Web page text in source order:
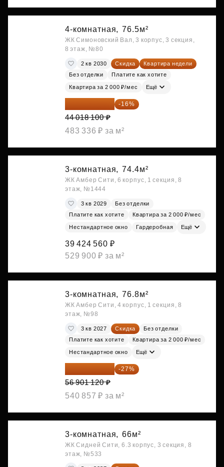
4-комнатная, 76.5м²
ЖК Симоновский Вал, 3 корпус, 3 секция,
8 этаж, №80
2 кв 2030 Скидка
Квартира недели
Без отделки
Платите как хотите
Квартира за 2 000 ₽/мес Ещё
36 975 204 ₽ -16%
44 018 100 ₽
483 336 ₽ за м²
3-комнатная, 74.4м²
ЖК Амбер Сити, 6 корпус, 1 секция, 8
этаж, №1444
3 кв 2029
Без отделки
Платите как хотите
Квартира за 2 000 ₽/мес
Нестандартное окно Гардеробная Ещё
39 424 560 ₽
529 900 ₽ за м²
3-комнатная, 76.8м²
ЖК Амбер Сити, 4 корпус, 1 секция, 8
этаж, №98
3 кв 2027 Скидка
Без отделки
Платите как хотите
Квартира за 2 000 ₽/мес
Нестандартное окно Ещё
41 537 818 ₽ -27%
56 901 120 ₽
540 857 ₽ за м²
3-комнатная, 66м²
ЖК Сидней Сити, 6.3 корпус, 3 секция, 8
этаж, №533